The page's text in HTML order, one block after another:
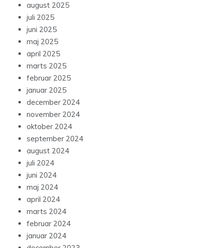
august 2025
juli 2025
juni 2025
maj 2025
april 2025
marts 2025
februar 2025
januar 2025
december 2024
november 2024
oktober 2024
september 2024
august 2024
juli 2024
juni 2024
maj 2024
april 2024
marts 2024
februar 2024
januar 2024